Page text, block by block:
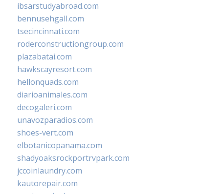
ibsarstudyabroad.com
bennusehgall.com
tsecincinnati.com
roderconstructiongroup.com
plazabatai.com
hawkscayresort.com
hellonquads.com
diarioanimales.com
decogaleri.com
unavozparadios.com
shoes-vert.com
elbotanicopanama.com
shadyoaksrockportrvpark.com
jccoinlaundry.com
kautorepair.com